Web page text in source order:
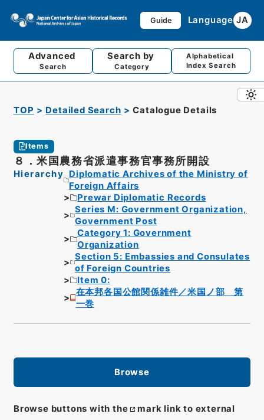
Guide Language JA
Advanced
Search
Search by
Category
Alphabetical
Index Search
TOP Detailed Search Catalogue Details
Items
８．米国農務省派遣事務官事務所開設
Hierarchy
Diplomatic Archives of the Ministry of
Foreign Affairs
Prewar Diplomatic Records
Series M: Government Organization,
Government Post
Category 1: Government
Organization
Section 5: Embassies and Consulates
of Foreign Countries
Item 0:
在本邦各国公館関係雑件／米国ノ部 第
一巻
Browse
Browse buttons with the
mark link to external